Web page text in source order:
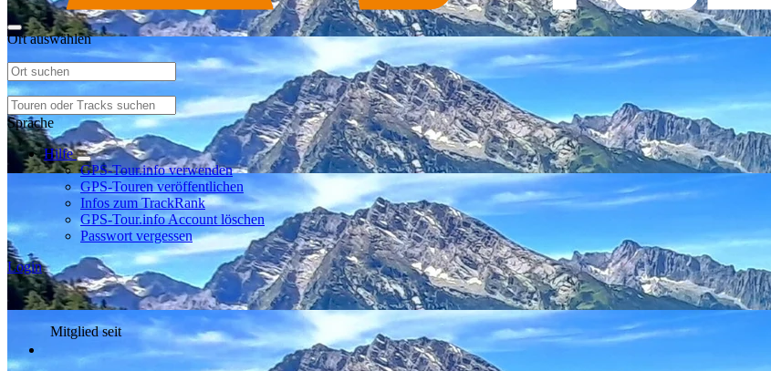
Ort auswählen
Sprache
Hilfe
GPS-Tour.info verwenden
GPS-Touren veröffentlichen
Infos zum TrackRank
GPS-Tour.info Account löschen
Passwort vergessen
Login
Mitglied seit